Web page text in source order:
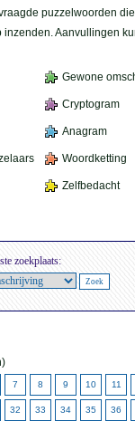
puzzelwoorden
Aanvullingen
Gewone
Cryptogram
Anagram
Woordketting
Zelfbedacht
zoekplaats:
7 8 9 10 11
32 33 34 35 36